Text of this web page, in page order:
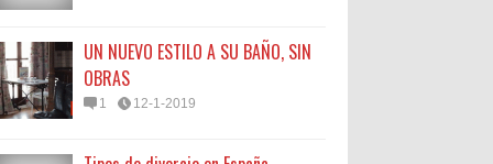
UN NUEVO ESTILO A SU BAÑO, SIN
OBRAS
1 12-1-2019